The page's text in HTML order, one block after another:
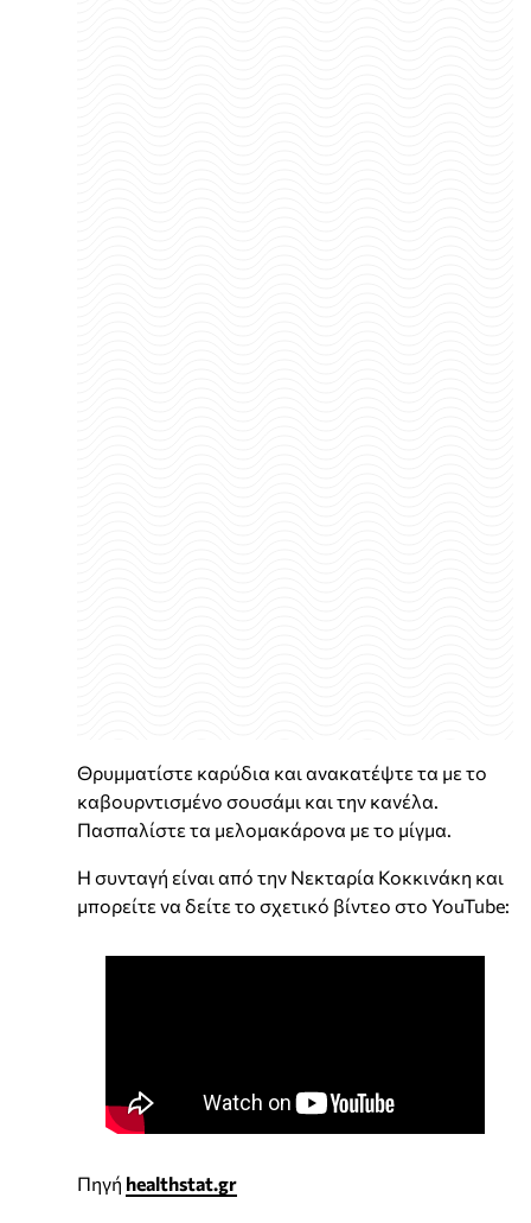
Θρυμματίστε καρύδια και ανακατέψτε τα με το
καβουρντισμένο σουσάμι και την κανέλα.
Πασπαλίστε τα μελομακάρονα με το μίγμα.
Η συνταγή είναι από την Νεκταρία Κοκκινάκη και
μπορείτε να δείτε το σχετικό βίντεο στο YouTube:
Πηγή healthstat.gr